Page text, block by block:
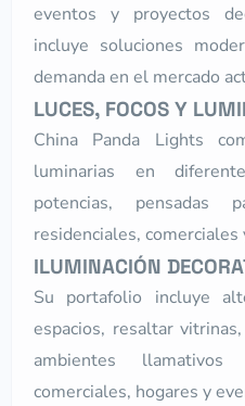
eventos y proyectos
incluye soluciones
demanda en el mercado
LUCES, FOCOS Y
China Panda Lights
luminarias en
potencias, pensadas
residenciales, comerciales
ILUMINACIÓN
Su portafolio incluye
espacios, resaltar
ambientes
comerciales, hogares y